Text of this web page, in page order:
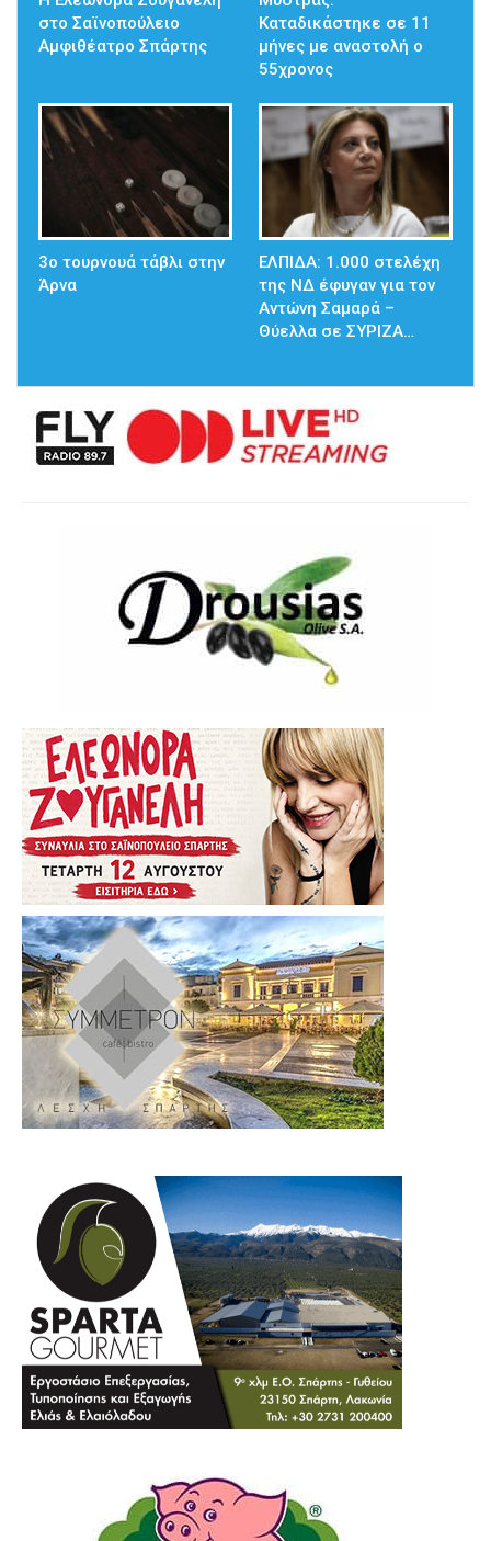
στο Σαϊνοπούλειο
Αμφιθέατρο Σπάρτης
Καταδικάστηκε σε 11
μήνες με αναστολή ο
55χρονος
3ο τουρνουά τάβλι στην
Άρνα
ΕΛΠΙΔΑ: 1.000 στελέχη
της ΝΔ έφυγαν για τον
Αντώνη Σαμαρά –
Θύελλα σε ΣΥΡΙΖΑ…